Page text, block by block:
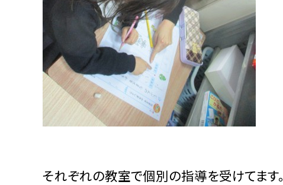
それぞれの教室で個別の指導を受けてます。